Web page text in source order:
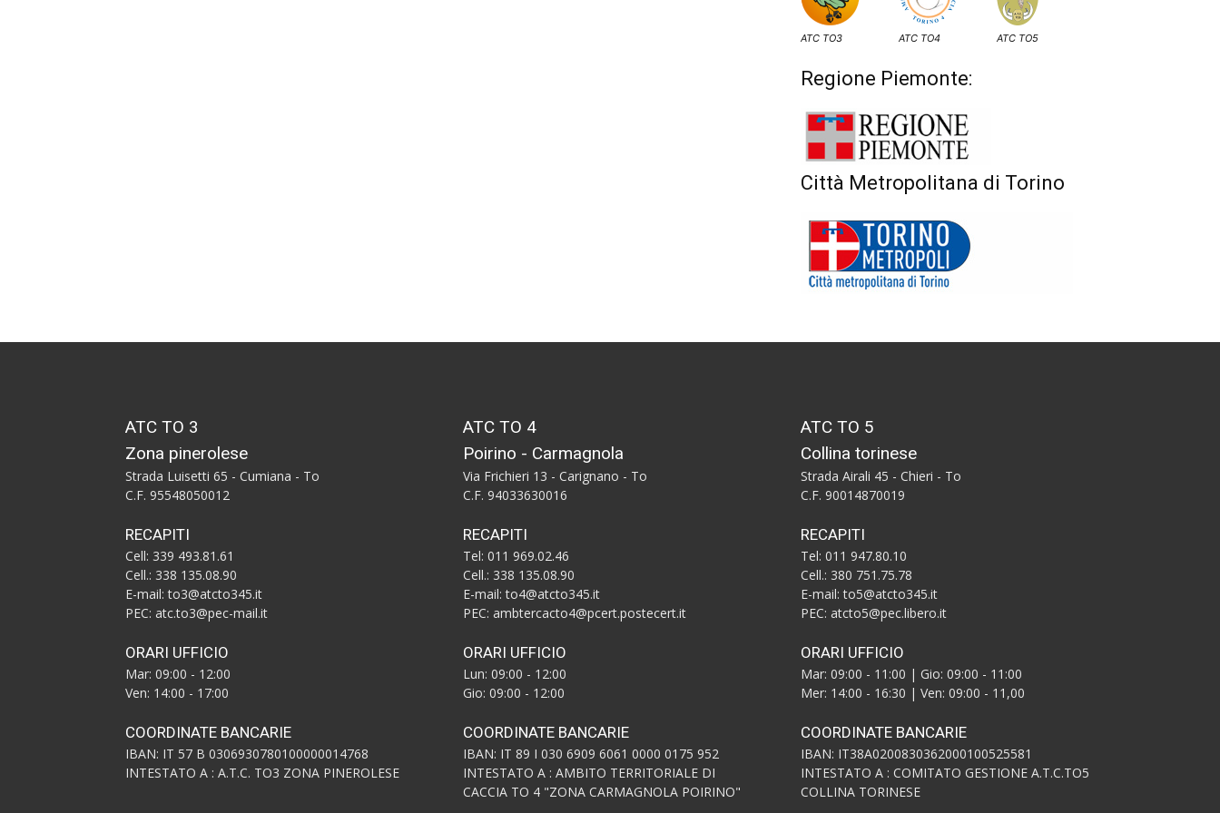
ATC TO3 ATC TO4 ATC TO5
Regione Piemonte:
Città Metropolitana di Torino
ATC TO 3
Zona pinerolese
Strada Luisetti 65 - Cumiana - To
C.F. 95548050012
RECAPITI
Cell: 339 493.81.61
Cell.: 338 135.08.90
E-mail: to3@atcto345.it
PEC: atc.to3@pec-mail.it
ORARI UFFICIO
Mar: 09:00 - 12:00
Ven: 14:00 - 17:00
COORDINATE BANCARIE
IBAN: IT 57 B 0306930780100000014768
INTESTATO A : A.T.C. TO3 ZONA PINEROLESE
ATC TO 4
Poirino - Carmagnola
Via Frichieri 13 - Carignano - To
C.F. 94033630016
RECAPITI
Tel: 011 969.02.46
Cell.: 338 135.08.90
E-mail: to4@atcto345.it
PEC: ambtercacto4@pcert.postecert.it
ORARI UFFICIO
Lun: 09:00 - 12:00
Gio: 09:00 - 12:00
COORDINATE BANCARIE
IBAN: IT 89 I 030 6909 6061 0000 0175 952
INTESTATO A : AMBITO TERRITORIALE DI
CACCIA TO 4 "ZONA CARMAGNOLA POIRINO"
ATC TO 5
Collina torinese
Strada Airali 45 - Chieri - To
C.F. 90014870019
RECAPITI
Tel: 011 947.80.10
Cell.: 380 751.75.78
E-mail: to5@atcto345.it
PEC: atcto5@pec.libero.it
ORARI UFFICIO
Mar: 09:00 - 11:00 | Gio: 09:00 - 11:00
Mer: 14:00 - 16:30 | Ven: 09:00 - 11,00
COORDINATE BANCARIE
IBAN: IT38A0200830362000100525581
INTESTATO A : COMITATO GESTIONE A.T.C.TO5
COLLINA TORINESE